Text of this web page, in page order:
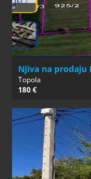
Njiva na prodaju
Topola
180 €